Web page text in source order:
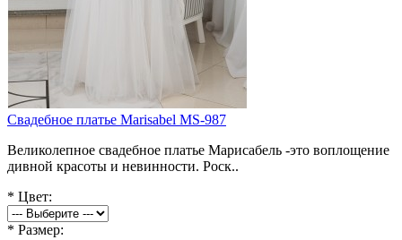
Свадебное платье Marisabel MS-987
Великолепное свадебное платье Марисабель -это воплощение
дивной красоты и невинности. Роск..
* Цвет:
* Размер: